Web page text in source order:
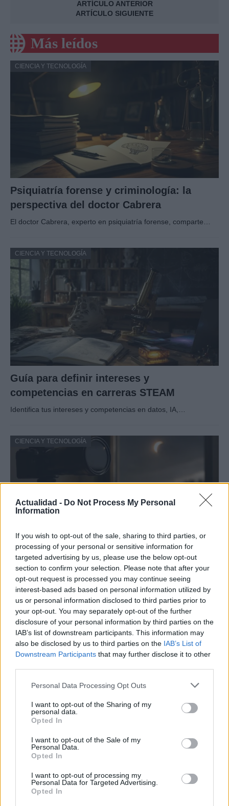
Actualidad - Do Not Process My Personal
Information
If you wish to opt-out of the sale, sharing to third parties, or
processing of your personal or sensitive information for
targeted advertising by us, please use the below opt-out
section to confirm your selection. Please note that after your
opt-out request is processed you may continue seeing
interest-based ads based on personal information utilized by
us or personal information disclosed to third parties prior to
your opt-out. You may separately opt-out of the further
disclosure of your personal information by third parties on the
IAB’s list of downstream participants. This information may
also be disclosed by us to third parties on the IAB’s List of
Downstream Participants that may further disclose it to other
Please note that this website/app uses one or more Google
not limited to your visit or usage behaviour. You may click to
grant or deny consent to Google and its third-party tags to
use your data for below specified purposes in below Google
consent section.
Personal Data Processing Opt Outs
I want to opt-out of the Sharing of my
personal data.
Opted In
I want to opt-out of the Sale of my
Personal Data.
Opted In
I want to opt-out of processing my
Personal Data for Targeted Advertising.
Opted In
ARTÍCULO ANTERIOR
ARTÍCULO SIGUIENTE
Más leídos
CIENCIA Y TECNOLOGÍA
Psiquiatría forense y criminología: la
perspectiva del doctor Cabrera
El doctor Cabrera, experto en psiquiatría forense, comparte…
CIENCIA Y TECNOLOGÍA
Guía para definir intereses y
competencias en carreras STEAM
Identifica tus intereses y competencias en datos, IA,…
CIENCIA Y TECNOLOGÍA
Protocolos de seguridad ocular y
consejos para fotografiar eclipses solares
Un eclipse solar es un espectáculo natural que…
CIENCIA Y TECNOLOGÍA
Cómo elegir una carrera STEAM: perfiles
Descubre cómo elegir la mejor opción en STEAM:…